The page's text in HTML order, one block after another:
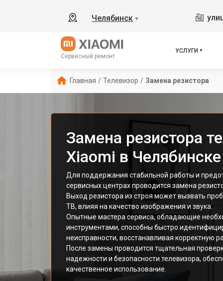
Челябинск ▼
Сервисный ремонт
УСЛУГИ
Главная / Телевизор / Замена резистора
Замена резистора
Xiaomi в Челябинске
Для поддержания стабильной работы и
сервисных центрах проводится замена
Выход резистора из строя может вызвать
ТВ, влияя на качество изображения и звука.
Опытные мастера сервиса, обладающие
инструментами, способны быстро
неисправности, восстанавливая корректную
После замены проводится тщательная
надежности и безопасности телевизора,
качественное использование.